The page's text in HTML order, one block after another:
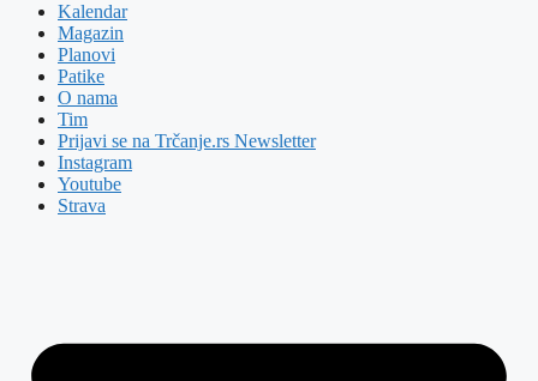
Kalendar
Magazin
Planovi
Patike
O nama
Tim
Prijavi se na Trčanje.rs Newsletter
Instagram
Youtube
Strava